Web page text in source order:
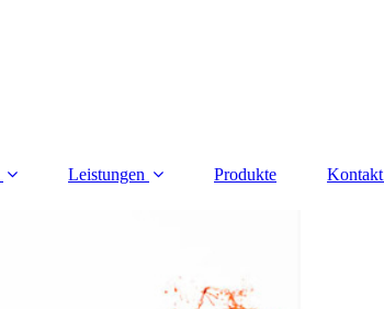
Leistungen Produkte Kontakt